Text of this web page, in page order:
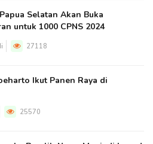
Selatan Akan Buka
untuk 1000 CPNS 2024
27118
Ikut Panen Raya di
25570